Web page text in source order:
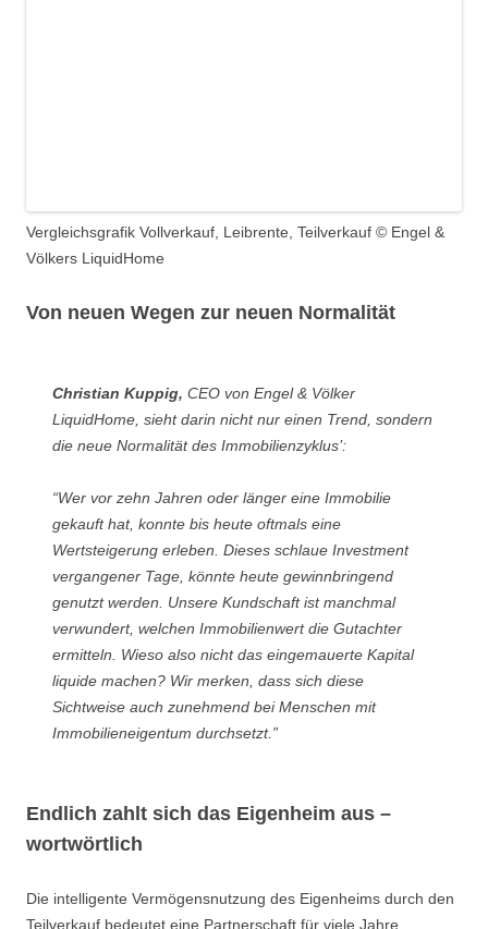
Vergleichsgrafik Vollverkauf, Leibrente, Teilverkauf © Engel &
Völkers LiquidHome
Von neuen Wegen zur neuen Normalität
Christian Kuppig, CEO von Engel & Völker
LiquidHome, sieht darin nicht nur einen Trend, sondern
die neue Normalität des Immobilienzyklus’:
“Wer vor zehn Jahren oder länger eine Immobilie
gekauft hat, konnte bis heute oftmals eine
Wertsteigerung erleben. Dieses schlaue Investment
vergangener Tage, könnte heute gewinnbringend
genutzt werden. Unsere Kundschaft ist manchmal
verwundert, welchen Immobilienwert die Gutachter
ermitteln. Wieso also nicht das eingemauerte Kapital
liquide machen? Wir merken, dass sich diese
Sichtweise auch zunehmend bei Menschen mit
Immobilieneigentum durchsetzt.”
Endlich zahlt sich das Eigenheim aus –
wortwörtlich
Die intelligente Vermögensnutzung des Eigenheims durch den
Teilverkauf bedeutet eine Partnerschaft für viele Jahre.